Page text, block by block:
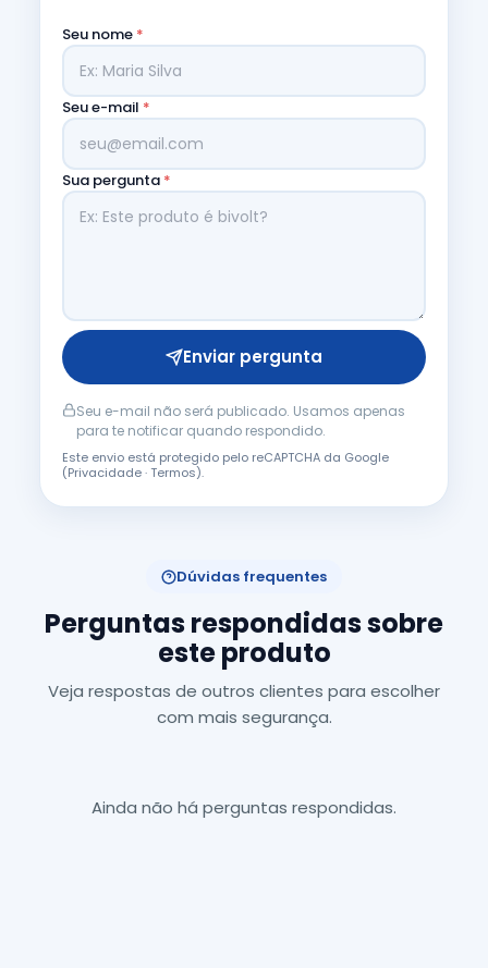
Seu nome *
Seu e-mail *
Sua pergunta *
Enviar pergunta
Seu e-mail não será publicado. Usamos apenas
para te notificar quando respondido.
Este envio está protegido pelo reCAPTCHA da Google
(Privacidade·Termos).
Dúvidas frequentes
Perguntas respondidas sobre
este produto
Veja respostas de outros clientes para escolher
com mais segurança.
Ainda não há perguntas respondidas.